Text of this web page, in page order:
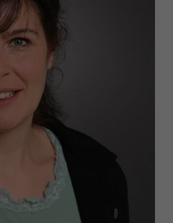
Cookie sammelt keine
und wird von Facebook
Daten an das
zurückzusenden.